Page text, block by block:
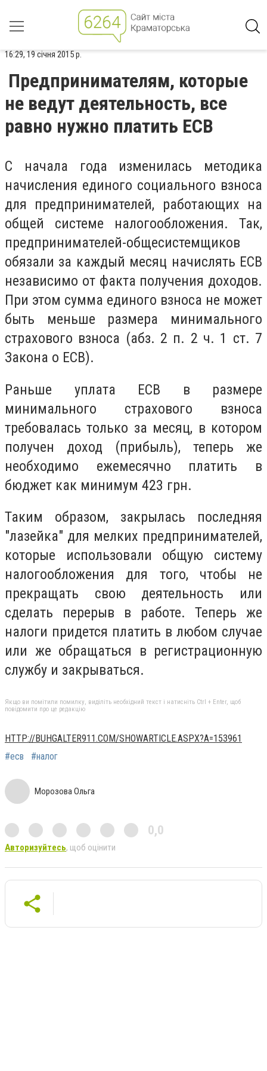
16:29, 19 січня 2015 р.
Предпринимателям, которые
не ведут деятельность, все
равно нужно платить ЕСВ
С начала года изменилась методика
начисления единого социального взноса
для предпринимателей, работающих на
общей системе налогообложения. Так,
предпринимателей-общесистемщиков
обязали за каждый месяц начислять ЕСВ
независимо от факта получения доходов.
При этом сумма единого взноса не может
быть меньше размера минимального
страхового взноса (абз. 2 п. 2 ч. 1 ст. 7
Закона о ЕСВ).
Раньше уплата ЕСВ в размере
минимального страхового взноса
требовалась только за месяц, в котором
получен доход (прибыль), теперь же
необходимо ежемесячно платить в
бюджет как минимум 423 грн.
Таким образом, закрылась последняя
"лазейка" для мелких предпринимателей,
которые использовали общую систему
налогообложения для того, чтобы не
прекращать свою деятельность или
сделать перерыв в работе. Теперь же
налоги придется платить в любом случае
или же обращаться в регистрационную
службу и закрываться.
Якщо ви помітили помилку, виділіть необхідний текст і натисніть Ctrl + Enter, щоб
повідомити про це редакцію
HTTP://BUHGALTER911.COM/SHOWARTICLE.ASPX?A=153961
#есв
#налог
Морозова Ольга
0,0
Авторизуйтесь, щоб оцінити